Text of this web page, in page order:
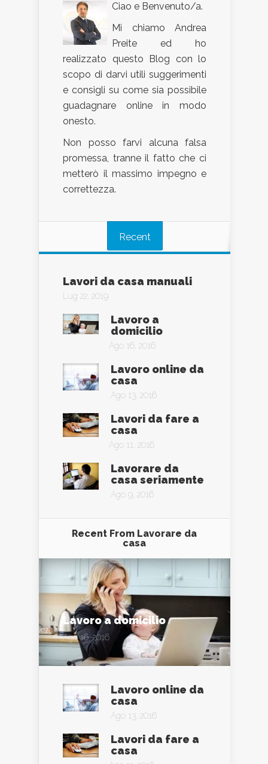
Ciao e Benvenuto/a.
Mi chiamo Andrea
Preite ed ho
realizzato questo Blog con lo
scopo di darvi utili suggerimenti
e consigli su come sia possibile
guadagnare online in modo
onesto.
Non posso farvi alcuna falsa
promessa, tranne il fatto che ci
metterò il massimo impegno e
correttezza.
Recent
Lavori da casa manuali
Lug 22, 2019
Lavoro a
domicilio
Ago 16, 2016
Lavoro online da
casa
Ago 13, 2016
Lavori da fare a
casa
Ago 11, 2016
Lavorare da
casa seriamente
Ago 9, 2016
Recent From Lavorare da
casa
Lavoro a domicilio
Ago 16, 2016
Lavoro online da
casa
Ago 13, 2016
Lavori da fare a
casa